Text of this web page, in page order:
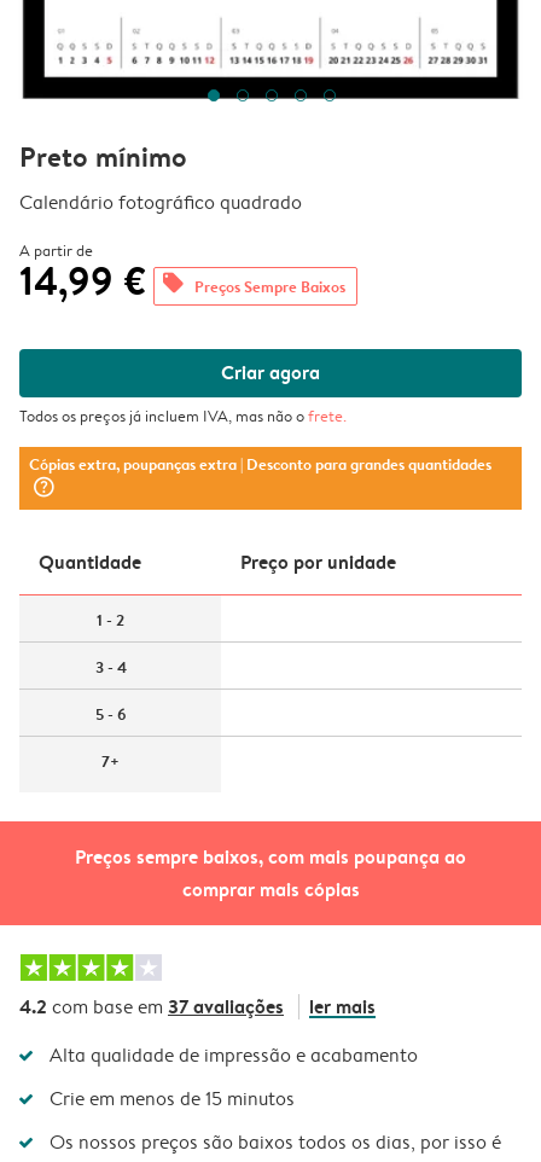
Preços sempre baixos, com mais poupança ao
comprar mais cópias
Preto mínimo
Calendário fotográfico quadrado
A partir de
14,99 € offers Preços Sempre Baixos
Criar agora
Todos os preços já incluem IVA, mas não ofrete.
Cópias extra, poupanças extra| Desconto para grandes quantidades
question_mark_circle
Quantidade Preço por unidade
1 - 2
3 - 4
5 - 6
7+
4.2 com base em 37 avaliações ler mais
Alta qualidade de impressão e acabamento
Crie em menos de 15 minutos
Os nossos preços são baixos todos os dias, por isso é